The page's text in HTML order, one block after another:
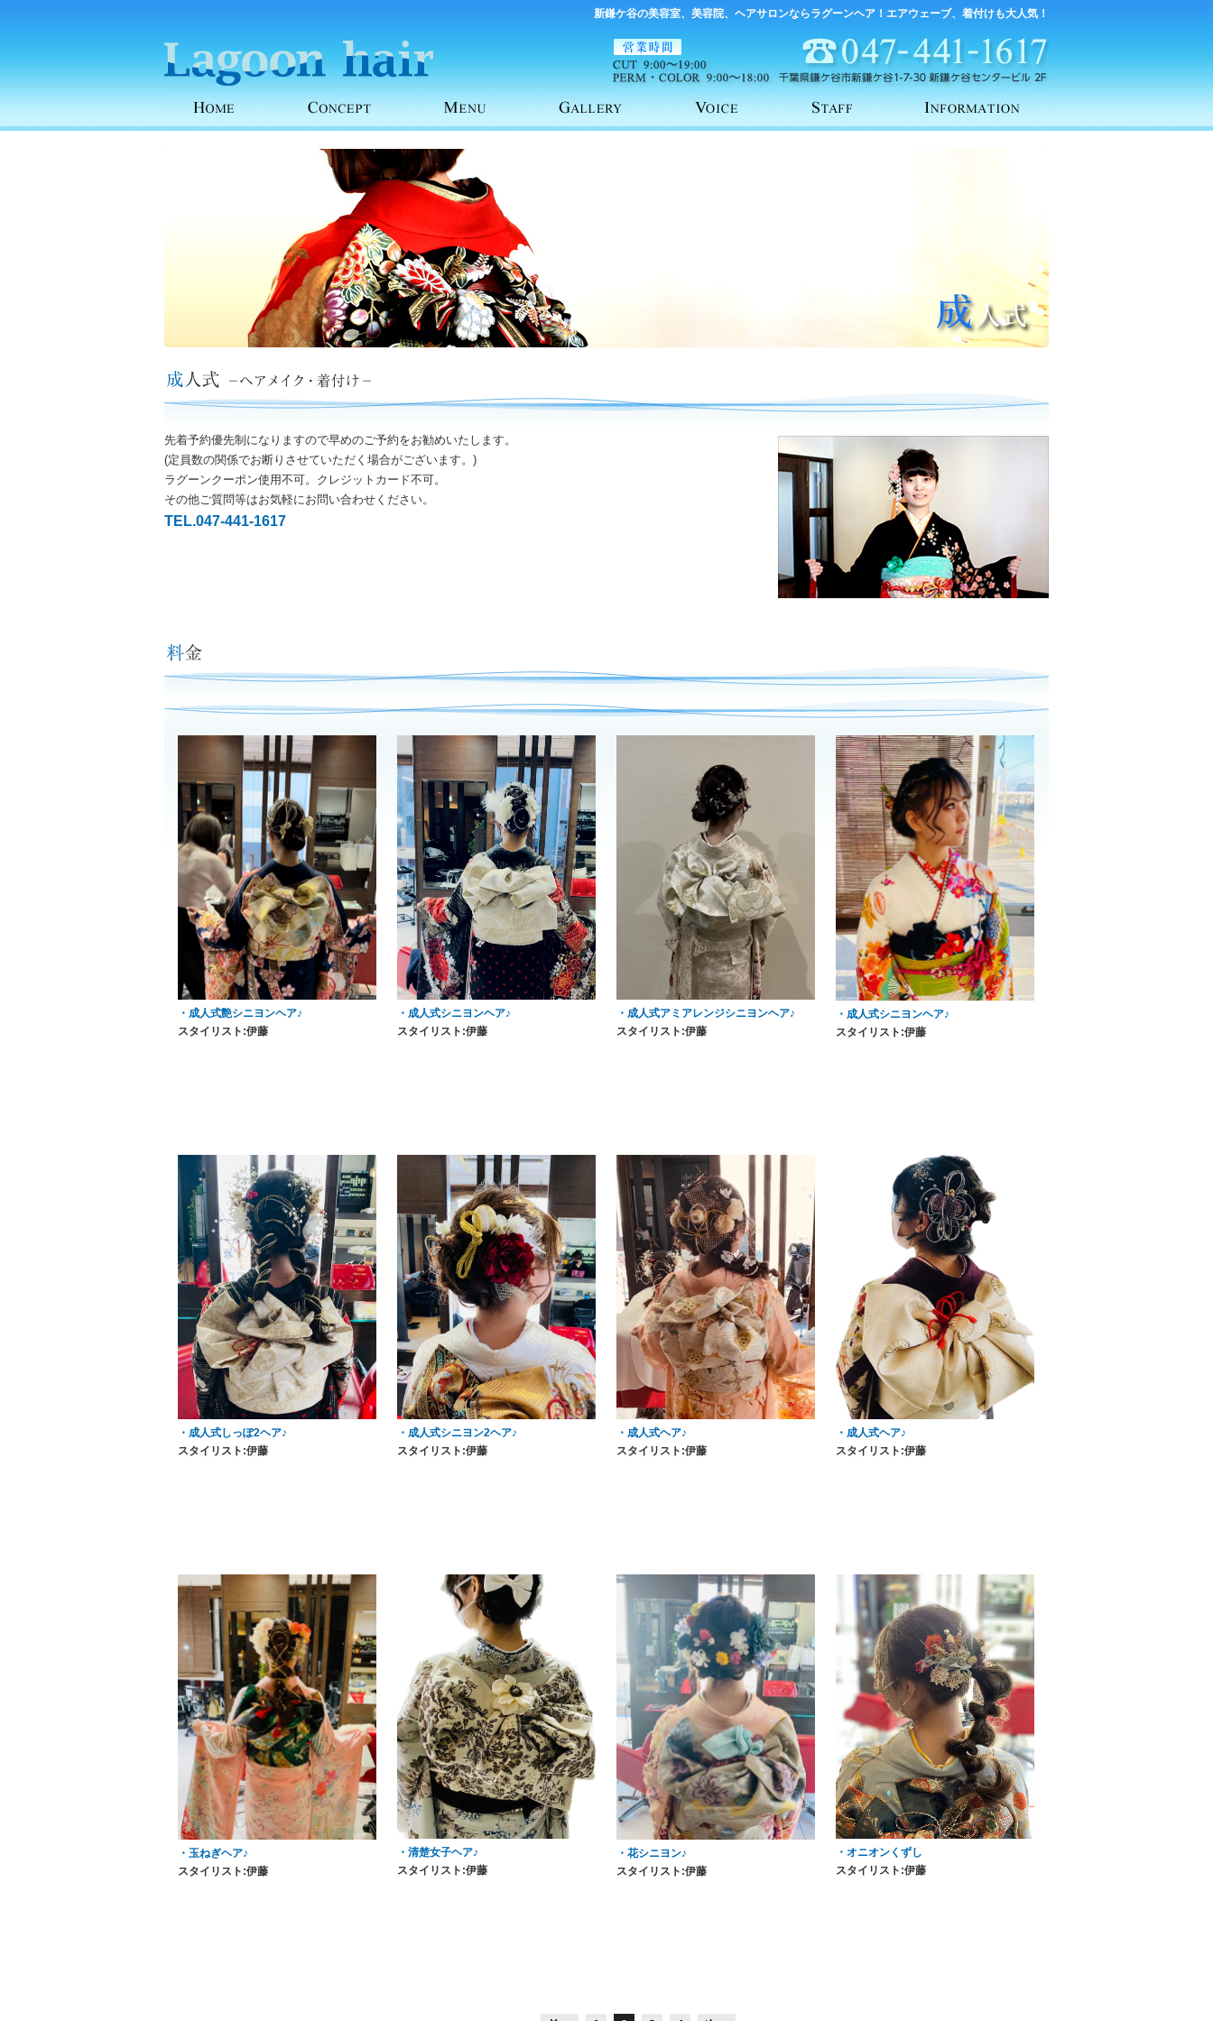
新鎌ケ谷の美容室、美容院、ヘアサロンならラグーンヘア！エアウェーブ、着付けも大人気！
先着予約優先制になりますので早めのご予約をお勧めいたします。
(定員数の関係でお断りさせていただく場合がございます。)
ラグーンクーポン使用不可。クレジットカード不可。
その他ご質問等はお気軽にお問い合わせください。
TEL.047-441-1617
・成人式艶シニヨンヘア♪
スタイリスト:伊藤
・成人式シニヨンヘア♪
スタイリスト:伊藤
・成人式アミアレンジシニヨンヘア♪
スタイリスト:伊藤
・成人式シニヨンヘア♪
スタイリスト:伊藤
・成人式しっぽ2ヘア♪
スタイリスト:伊藤
・成人式シニヨン2ヘア♪
スタイリスト:伊藤
・成人式ヘア♪
スタイリスト:伊藤
・成人式ヘア♪
スタイリスト:伊藤
・玉ねぎヘア♪
スタイリスト:伊藤
・清楚女子ヘア♪
スタイリスト:伊藤
・花シニヨン♪
スタイリスト:伊藤
・オニオンくずし
スタイリスト:伊藤